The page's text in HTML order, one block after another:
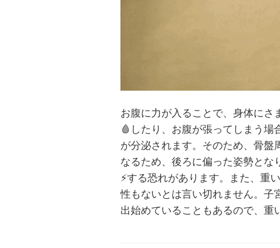
お腹に力が入ることで、身体にさ
🩸 したり、お腹が張ってしまう
が分泌されます。そのため、骨盤
なるため、後ろに偏った姿勢と
⚡する恐れがあります。また、重
性もないとは言い切れません。子
出始めていることもあるので、重